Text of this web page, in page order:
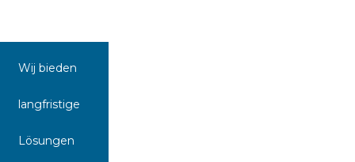
Wij bieden
langfristige
Lösungen